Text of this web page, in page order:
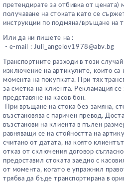
претендирате за отбивка от цената)
получаване на стоката като се
инструкции по подмяна/връщане на
Или да ни пишете на :
- e-mail : Juli_angelov1978@abv.bg
Транспортните разходи в този
изключение на артикулите, които
момента на покупката. При тях
за сметка на клиента. Рекламация
представяне на касов бон.
При връщане на стока без замяна,
възстановява с паричен превод.
възстанови на клиента в пълен
равняващи се на стойността на
считано от датата, на която
отказ от сключения договор
предоставил стоката заедно с
от момента, когато е упражнил
трябва да бъде транспортирана в